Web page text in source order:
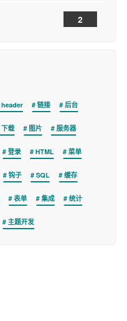
2
header 链接 后台
下载 图片 服务器
登录 HTML 菜单
钩子 SQL 缓存
表单 集成 统计
主题开发